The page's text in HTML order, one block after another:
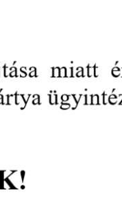
magukat. A
semmilyen díjat
sikerrel működnek,